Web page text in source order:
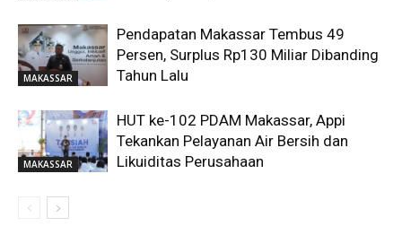
MAKASSAR
Pendapatan Makassar Tembus 49
Persen, Surplus Rp130 Miliar Dibanding
Tahun Lalu
MAKASSAR
HUT ke-102 PDAM Makassar, Appi
Tekankan Pelayanan Air Bersih dan
Likuiditas Perusahaan